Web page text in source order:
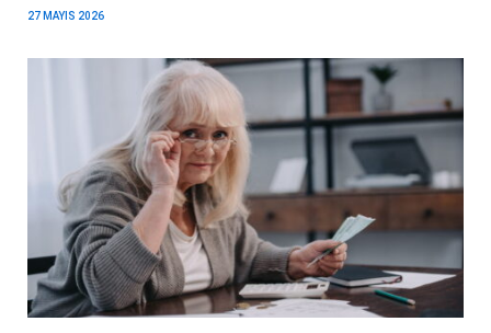
27 MAYIS 2026